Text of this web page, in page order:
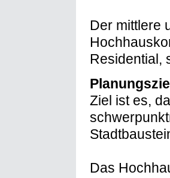
Der mittlere
Residential,
Ziel ist es,
Das